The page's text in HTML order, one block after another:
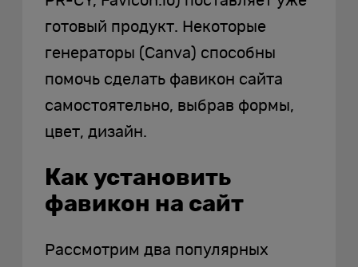
готовый продукт. Некоторые
генераторы (Canva) способны
помочь сделать фавикон сайта
самостоятельно, выбрав формы,
цвет, дизайн.
Как установить
фавикон на сайт
Рассмотрим два популярных